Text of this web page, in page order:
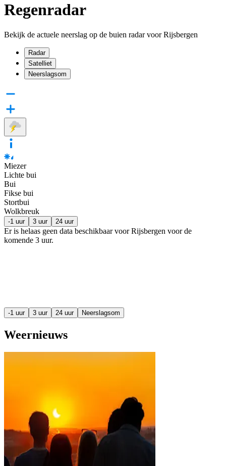
Regenradar
Bekijk de actuele neerslag op de buien radar voor Rijsbergen
Radar
Satelliet
Neerslagsom
Miezer
Lichte bui
Bui
Fikse bui
Stortbui
Wolkbreuk
-1 uur 3 uur 24 uur
Er is helaas geen data beschikbaar voor Rijsbergen voor de
komende 3 uur.
-1 uur 3 uur 24 uur Neerslagsom
Weernieuws